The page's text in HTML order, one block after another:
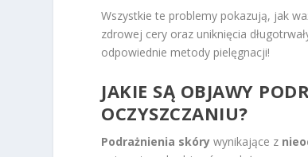
Wszystkie te problemy pokazują, jak
zdrowej cery oraz uniknięcia
odpowiednie metody pielęgnacji!
JAKIE SĄ OBJAWY
OCZYSZCZANIU?
Podrażnienia skóry wynikające z